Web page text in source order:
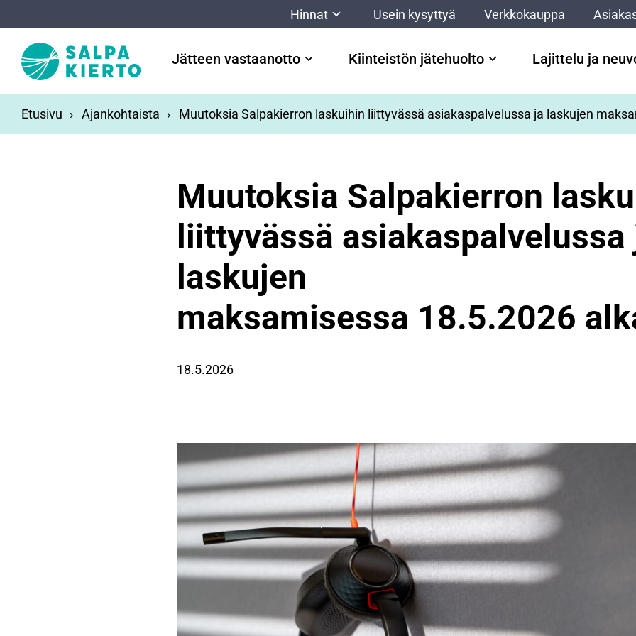
Hinnat Usein kysyttyä Verkkokauppa
Jätteen vastaanotto Kiinteistön jätehuolto Lajittelu ja
Etusivu Ajankohtaista Muutoksia Salpakierron laskuihin liittyvässä asiakaspalvelussa ja laskujen
Muutoksia Salpakierron
liittyvässä asiakaspalvelussa
laskujen
maksamisessa 18.5.2026
18.5.2026